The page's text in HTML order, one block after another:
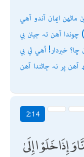
ايمان آندو آھي
چوندا آھن تہ جيئن بي
ڇا؟ خبردار! اُھي ئي بي
پر نہ ڄاڻندا آھن
2:14
وَإِذَا خَلَوْا إِلَىٰ